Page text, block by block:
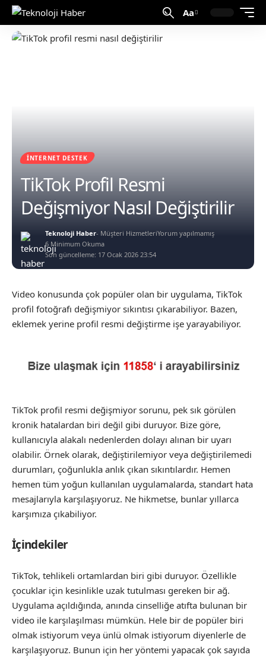
Aa
İNTERNET DESTEK
TikTok Profil Resmi
Değişmiyor Nasıl Değiştirilir
Son güncelleme: 17 Ocak 2026 23:54
Teknoloji Haber- Müşteri HizmetleriYorum yapılmamış
6 Minimum Okuma
Video konusunda çok popüler olan bir uygulama, TikTok
profil fotoğrafı değişmiyor sıkıntısı çıkarabiliyor. Bazen,
eklemek yerine profil resmi değiştirme işe yarayabiliyor.
TikTok profil resmi değişmiyor sorunu, pek sık görülen
kronik hatalardan biri değil gibi duruyor. Bize göre,
kullanıcıyla alakalı nedenlerden dolayı alınan bir uyarı
olabilir. Örnek olarak, değiştirilemiyor veya değiştirilemedi
durumları, çoğunlukla anlık çıkan sıkıntılardır. Hemen
hemen tüm yoğun kullanılan uygulamalarda, standart hata
mesajlarıyla karşılaşıyoruz. Ne hikmetse, bunlar yıllarca
karşımıza çıkabiliyor.
İçindekiler
TikTok, tehlikeli ortamlardan biri gibi duruyor. Özellikle
çocuklar için kesinlikle uzak tutulması gereken bir ağ.
Uygulama açıldığında, anında cinselliğe atıfta bulunan bir
video ile karşılaşılması mümkün. Hele bir de popüler biri
olmak istiyorum veya ünlü olmak istiyorum diyenlerle de
karşılaşıyoruz. Bunun için her yöntemi yapacak çok sayıda